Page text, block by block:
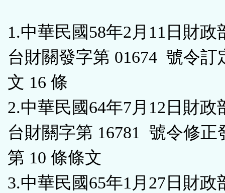
按
鈕
區
1.中華民國58年2月11日財政
台財關發字第 01674 號令訂
文 16 條
2.中華民國64年7月12日財政
台財關字第 16781 號令修正
第 10 條條文
3.中華民國65年1月27日財政